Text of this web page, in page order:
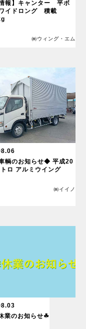
情報】キャンター 平ボ
イドロング 積載
㈱ウィング・エム
輌のお知らせ◆ 平成20
ロ アルミウイング
㈱イイノ
業のお知らせ☘